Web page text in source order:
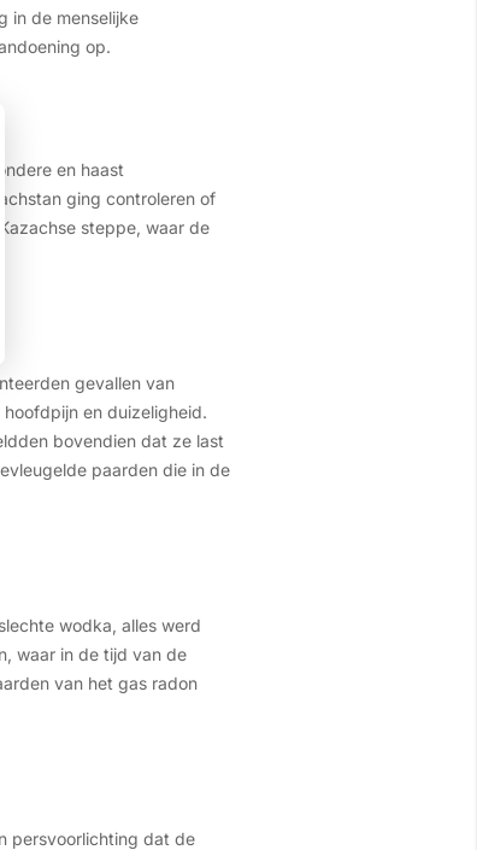
in de menselijke
op.
en haast
ging controleren of
steppe, waar de
gevallen van
en duizeligheid.
bovendien dat ze last
paarden die in de
wodka, alles werd
waar in de tijd van de
van het gas radon
persvoorlichting dat de